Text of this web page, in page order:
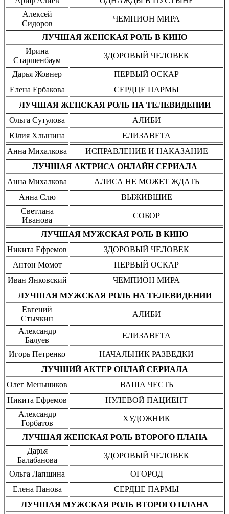
Алексей
Сидоров
ЧЕМПИОН МИРА
ЛУЧШАЯ ЖЕНСКАЯ РОЛЬ В КИНО
Ирина
Старшенбаум
ЗДОРОВЫЙ ЧЕЛОВЕК
Дарья Жовнер
ПЕРВЫЙ ОСКАР
Елена Ербакова
СЕРДЦЕ ПАРМЫ
ЛУЧШАЯ ЖЕНСКАЯ РОЛЬ НА ТЕЛЕВИДЕНИИ
Ольга Сутулова
АЛИБИ
Юлия Хлынина
ЕЛИЗАВЕТА
Анна Михалкова
ИСПРАВЛЕНИЕ И НАКАЗАНИЕ
ЛУЧШАЯ АКТРИСА ОНЛАЙН СЕРИАЛА
Анна Михалкова
АЛИСА НЕ МОЖЕТ ЖДАТЬ
Анна Слю
ВЫЖИВШИЕ
Светлана
Иванова
СОБОР
ЛУЧШАЯ МУЖСКАЯ РОЛЬ В КИНО
Никита Ефремов
ЗДОРОВЫЙ ЧЕЛОВЕК
Антон Момот
ПЕРВЫЙ ОСКАР
Иван Янковский
ЧЕМПИОН МИРА
ЛУЧШАЯ МУЖСКАЯ РОЛЬ НА ТЕЛЕВИДЕНИИ
Евгений
Стычкин
АЛИБИ
Александр
Балуев
ЕЛИЗАВЕТА
Игорь Петренко
НАЧАЛЬНИК РАЗВЕДКИ
ЛУЧШИЙ АКТЕР ОНЛАЙ СЕРИАЛА
Олег Меньшиков
ВАША ЧЕСТЬ
Никита Ефремов
НУЛЕВОЙ ПАЦИЕНТ
Александр
Горбатов
ХУДОЖНИК
ЛУЧШАЯ ЖЕНСКАЯ РОЛЬ ВТОРОГО ПЛАНА
Дарья
Балабанова
ЗДОРОВЫЙ ЧЕЛОВЕК
Ольга Лапшина
ОГОРОД
Елена Панова
СЕРДЦЕ ПАРМЫ
ЛУЧШАЯ МУЖСКАЯ РОЛЬ ВТОРОГО ПЛАНА